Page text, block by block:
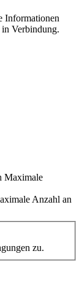
Informationen
Verbindung.
Maximale
Anzahl an
zu.